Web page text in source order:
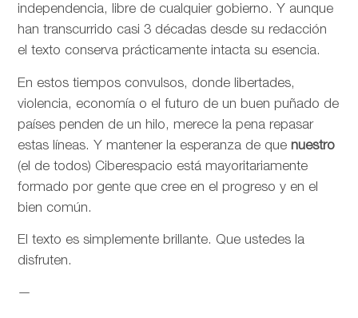
independencia, libre de cualquier gobierno. Y aunque
han transcurrido casi 3 décadas desde su redacción
el texto conserva prácticamente intacta su esencia.
En estos tiempos convulsos, donde libertades,
violencia, economía o el futuro de un buen puñado de
países penden de un hilo, merece la pena repasar
estas líneas. Y mantener la esperanza de que nuestro
(el de todos) Ciberespacio está mayoritariamente
formado por gente que cree en el progreso y en el
bien común.
El texto es simplemente brillante. Que ustedes la
disfruten.
—